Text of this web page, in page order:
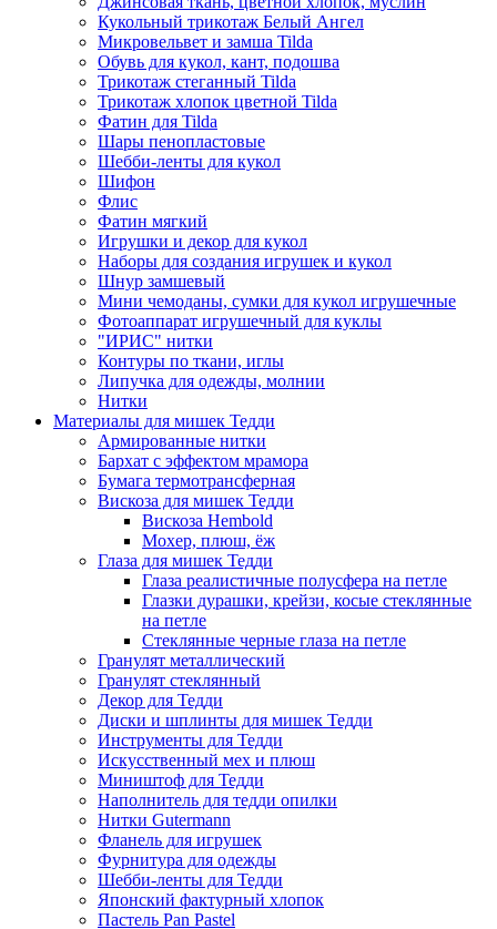
Кукольный трикотаж Белый Ангел
Микровельвет и замша Tilda
Обувь для кукол, кант, подошва
Трикотаж стеганный Tilda
Трикотаж хлопок цветной Tilda
Фатин для Tilda
Шары пенопластовые
Шебби-ленты для кукол
Шифон
Флис
Фатин мягкий
Игрушки и декор для кукол
Наборы для создания игрушек и кукол
Шнур замшевый
Мини чемоданы, сумки для кукол игрушечные
Фотоаппарат игрушечный для куклы
"ИРИС" нитки
Контуры по ткани, иглы
Липучка для одежды, молнии
Нитки
Материалы для мишек Тедди
Армированные нитки
Бархат с эффектом мрамора
Бумага термотрансферная
Вискоза для мишек Тедди
Вискоза Hembold
Мохер, плюш, ёж
Глаза для мишек Тедди
Глаза реалистичные полусфера на петле
Глазки дурашки, крейзи, косые стеклянные
на петле
Стеклянные черные глаза на петле
Гранулят металлический
Гранулят стеклянный
Декор для Тедди
Диски и шплинты для мишек Тедди
Инструменты для Тедди
Искусственный мех и плюш
Миништоф для Тедди
Наполнитель для тедди опилки
Нитки Gutermann
Фланель для игрушек
Фурнитура для одежды
Шебби-ленты для Тедди
Японский фактурный хлопок
Пастель Pan Pastel